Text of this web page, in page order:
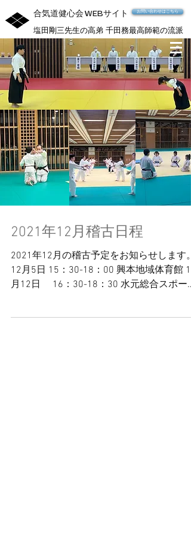
合気道健心会WEBサイト お問い合わせはこちら
塩田剛三先生の高弟 千田務最高師範の流派
2021年12月稽古日程
2021年12月の稽古予定をお知らせします。
12月5日 15：30-18：00 興本地域体育館 12
月12日 16：30-18：30 水元総合スポーツ